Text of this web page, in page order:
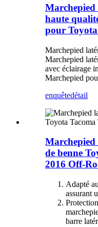
haute
pour
Marchepied
Marchepied
avec éclairage
Marchepied
enquêtedétail
de benne
2016 Off-
Adapté
assurant
barre